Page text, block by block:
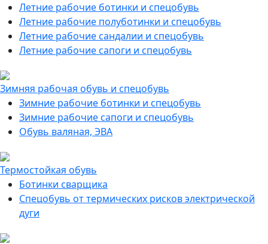
Летние рабочие ботинки и спецобувь
Летние рабочие полуботинки и спецобувь
Летние рабочие сандалии и спецобувь
Летние рабочие сапоги и спецобувь
Зимняя рабочая обувь и спецобувь
Зимние рабочие ботинки и спецобувь
Зимние рабочие сапоги и спецобувь
Обувь валяная, ЭВА
Термостойкая обувь
Ботинки сварщика
Спецобувь от термических рисков электрической
дуги